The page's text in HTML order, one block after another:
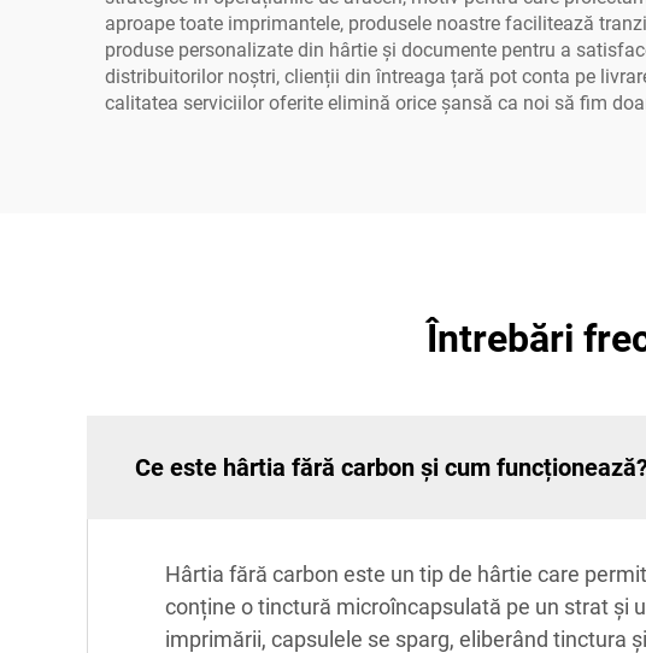
aproape toate imprimantele, produsele noastre facilitează
produse personalizate din hârtie și documente pentru a
distribuitorilor noștri, clienții din întreaga țară pot conta pe
calitatea serviciilor oferite elimină orice șansă ca noi să fim
Întrebări
Ce este hârtia fără carbon și cum
Hârtia fără carbon este un tip de hârtie care
conține o tinctură microîncapsulată pe un strat și
imprimării, capsulele se sparg, eliberând tinctura